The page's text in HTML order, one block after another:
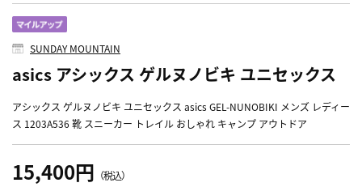
SUNDAY MOUNTAIN
asics アシックス ゲルヌノビキ ユニセックス
アシックス ゲルヌノビキ ユニセックス asics GEL-NUNOBIKI メンズ レディー
ス 1203A536 靴 スニーカー トレイル おしゃれ キャンプ アウトドア
15,400円 （税込）